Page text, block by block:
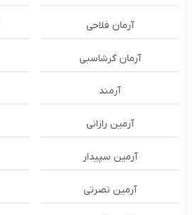
آرمان فلاحی
آرمان گرشاسبی
آرمند
آرمین رازانی
آرمین سپیدار
آرمین نصرتی